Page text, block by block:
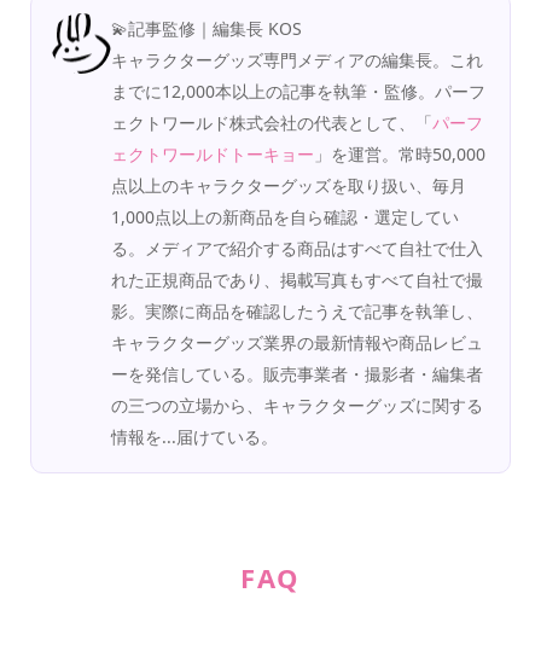
💫記事監修｜編集長 KOS
キャラクターグッズ専門メディアの編集長。これ
までに12,000本以上の記事を執筆・監修。パーフ
ェクトワールド株式会社の代表として、「パーフ
ェクトワールドトーキョー 」を運営。常時50,000
点以上のキャラクターグッズを取り扱い、毎月
1,000点以上の新商品を自ら確認・選定してい
る。メディアで紹介する商品はすべて自社で仕入
れた正規商品であり、掲載写真もすべて自社で撮
影。実際に商品を確認したうえで記事を執筆し、
キャラクターグッズ業界の最新情報や商品レビュ
ーを発信している。販売事業者・撮影者・編集者
の三つの立場から、キャラクターグッズに関する
情報を...届けている。
FAQ